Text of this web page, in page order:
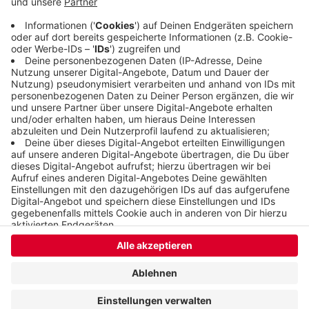
Schaden ist, wissen wir noch nicht.
Veröffentlicht:Dienstag, 17.10.2023 07:39
Anzeige
Anzeige